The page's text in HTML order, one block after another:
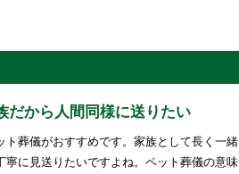
だから人間同様に送りたい
葬儀がおすすめです。家族として長く一緒
に見送りたいですよね。ペット葬儀の意味